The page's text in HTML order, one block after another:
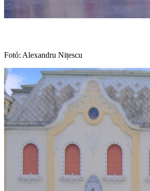
Fotó: Alexandru Nițescu